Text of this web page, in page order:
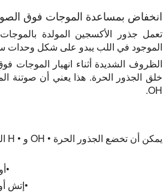
انخفاض بمساعدة الموجات فوق
تعمل جذور الأكسجين المولدة
الموجود في اللب يبدو على شكل وحدات
الظروف الشديدة أثناء انهيار الموجات
OH.
يمكن أن تخضع الجذور الحرة • OH و • H المتولدة لتفاعلات ثانوية ، على النحو التالي:
•إتش